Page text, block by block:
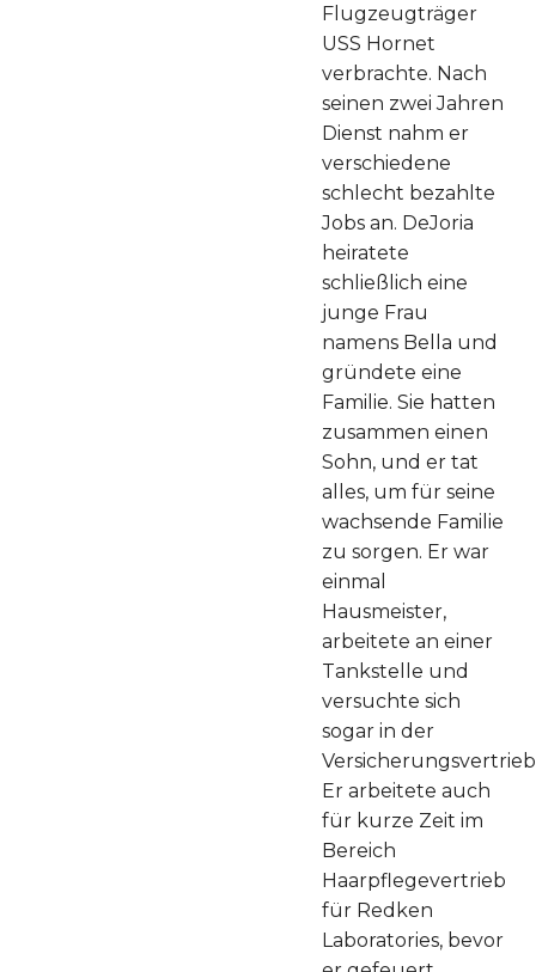
Flugzeugträger
USS Hornet
verbrachte. Nach
seinen zwei Jahren
Dienst nahm er
verschiedene
schlecht bezahlte
Jobs an. DeJoria
heiratete
schließlich eine
junge Frau
namens Bella und
gründete eine
Familie. Sie hatten
zusammen einen
Sohn, und er tat
alles, um für seine
wachsende Familie
zu sorgen. Er war
einmal
Hausmeister,
arbeitete an einer
Tankstelle und
versuchte sich
sogar in der
Er arbeitete auch
für kurze Zeit im
Bereich
Haarpflegevertrieb
für Redken
Laboratories, bevor